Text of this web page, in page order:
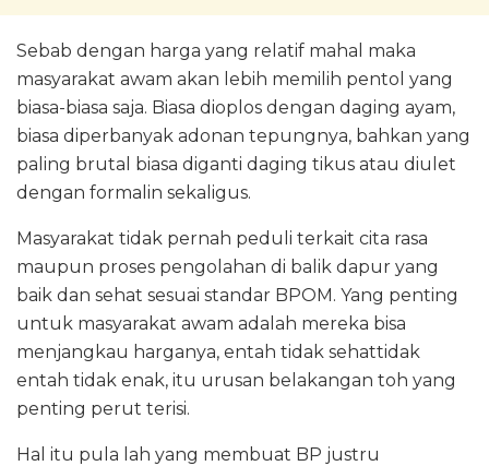
Sebab dengan harga yang relatif mahal maka
masyarakat awam akan lebih memilih pentol yang
biasa-biasa saja. Biasa dioplos dengan daging ayam,
biasa diperbanyak adonan tepungnya, bahkan yang
paling brutal biasa diganti daging tikus atau diulet
dengan formalin sekaligus.
Masyarakat tidak pernah peduli terkait cita rasa
maupun proses pengolahan di balik dapur yang
baik dan sehat sesuai standar BPOM. Yang penting
untuk masyarakat awam adalah mereka bisa
menjangkau harganya, entah tidak sehattidak
entah tidak enak, itu urusan belakangan toh yang
penting perut terisi.
Hal itu pula lah yang membuat BP justru